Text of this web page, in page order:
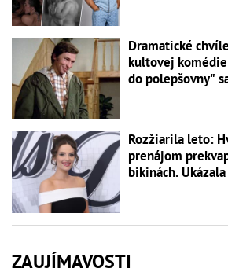
Dramatické
kultovej
do polepšovny"
Rozžiarila leto:
prenájom
bikinách.
ZAUJÍMAVOSTI